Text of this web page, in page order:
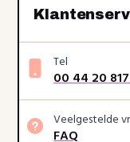
Tel
00 44 20
Veelgestelde
FAQ